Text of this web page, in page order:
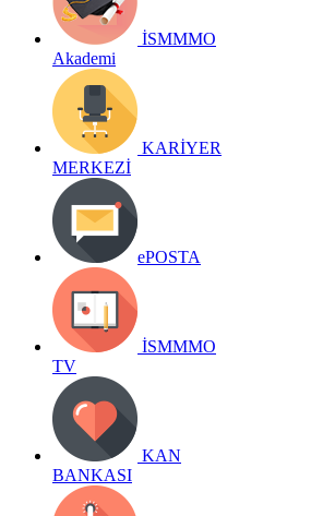
İSMMMO
Akademi
KARİYER
MERKEZİ
ePOSTA
İSMMMO
TV
KAN
BANKASI